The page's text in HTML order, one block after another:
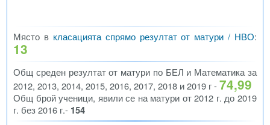
Място в класацията спрямо резултат от матури / НВО:
13
Общ среден резултат от матури по БЕЛ и Математика за
2012, 2013, 2014, 2015, 2016, 2017, 2018 и 2019 г -74,99
Общ брой ученици, явили се на матури от 2012 г. до 2019
г. без 2016 г.- 154